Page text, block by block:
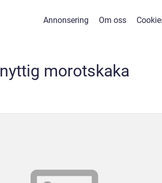
Annonsering Om oss
nyttig morotskaka